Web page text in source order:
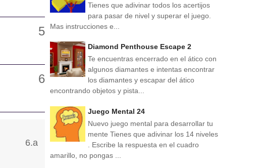
Tienes que adivinar todos los acertijos
para pasar de nivel y superar el juego.
Mas instrucciones e...
Diamond Penthouse Escape 2
Te encuentras encerrado en el ático con
algunos diamantes e intentas encontrar
los diamantes y escapar del ático
encontrando objetos y pista...
Juego Mental 24
Nuevo juego mental para desarrollar tu
mente Tienes que adivinar los 14 niveles
. Escribe la respuesta en el cuadro
amarillo, no pongas ...